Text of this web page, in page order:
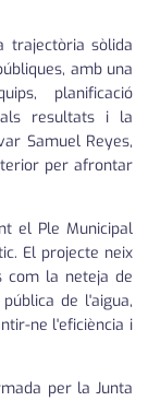
trajectòria sòlida
amb una
planificació
als resultats i la
Samuel Reyes,
per afrontar
el Ple Municipal
El projecte neix
com la neteja de
de l'aigua,
ne l'eficiència i
per la Junta